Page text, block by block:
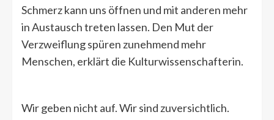
Schmerz kann uns öffnen und mit anderen mehr
in Austausch treten lassen. Den Mut der
Verzweiflung spüren zunehmend mehr
Menschen, erklärt die Kulturwissenschafterin.
Wir geben nicht auf. Wir sind zuversichtlich.